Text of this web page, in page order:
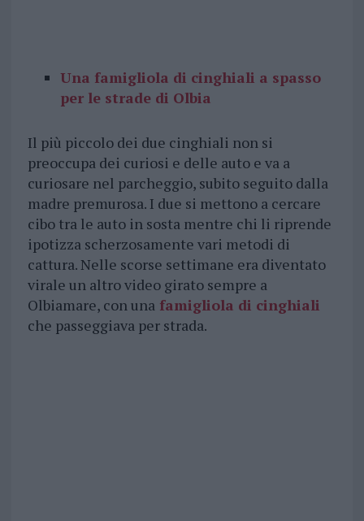
Una famigliola di cinghiali a spasso
per le strade di Olbia
Il più piccolo dei due cinghiali non si
preoccupa dei curiosi e delle auto e va a
curiosare nel parcheggio, subito seguito dalla
madre premurosa. I due si mettono a cercare
cibo tra le auto in sosta mentre chi li riprende
ipotizza scherzosamente vari metodi di
cattura. Nelle scorse settimane era diventato
virale un altro video girato sempre a
Olbiamare, con unafamigliola di cinghiali
che passeggiava per strada.